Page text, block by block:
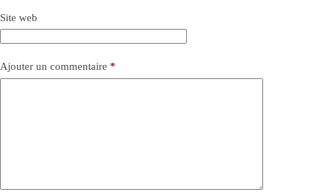
Site web
Ajouter un commentaire *